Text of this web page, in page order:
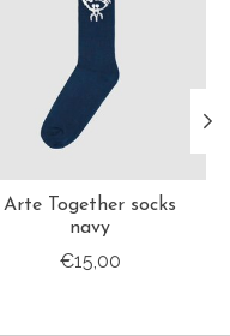
Arte Together socks
navy
€15,00